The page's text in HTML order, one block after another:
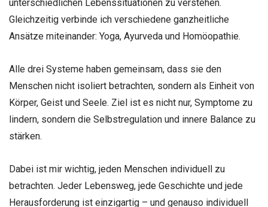
unterschiedlichen Lebenssituationen zu verstehen.
Gleichzeitig verbinde ich verschiedene ganzheitliche
Ansätze miteinander: Yoga, Ayurveda und Homöopathie.
Alle drei Systeme haben gemeinsam, dass sie den
Menschen nicht isoliert betrachten, sondern als Einheit von
Körper, Geist und Seele. Ziel ist es nicht nur, Symptome zu
lindern, sondern die Selbstregulation und innere Balance zu
stärken.
Dabei ist mir wichtig, jeden Menschen individuell zu
betrachten. Jeder Lebensweg, jede Geschichte und jede
Herausforderung ist einzigartig – und genauso individuell